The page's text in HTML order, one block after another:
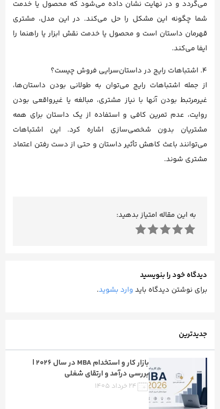
می‌گردد و در نهایت نشان داده می‌شود که محصول یا خدمت
شما چگونه این مشکل را حل می‌کند. در این مدل، مشتری
قهرمان داستان است و محصول یا خدمت نقش ابزار یا راهنما را
ایفا می‌کند.
4. اشتباهات رایج در داستان‌سرایی فروش چیست؟
از جمله اشتباهات رایج می‌توان به طولانی بودن داستان‌ها،
غیرمرتبط بودن آنها با نیاز مشتری، مبالغه یا غیرواقعی بودن
روایت، عدم تمرین کافی و استفاده از یک داستان برای همه
مشتریان بدون شخصی‌سازی اشاره کرد. این اشتباهات
می‌توانند باعث کاهش تأثیر داستان و حتی از دست رفتن اعتماد
مشتری شوند.
به این مقاله امتیاز بدهید:
دیدگاه خود را بنویسید
برای نوشتن دیدگاه باید وارد بشوید.
جدیدترین
بازار کار و استخدام MBA در سال ۲۰۲۶ |
بررسی درآمد و ارتقای شغلی
۲۴ خرداد ۱۴۰۵